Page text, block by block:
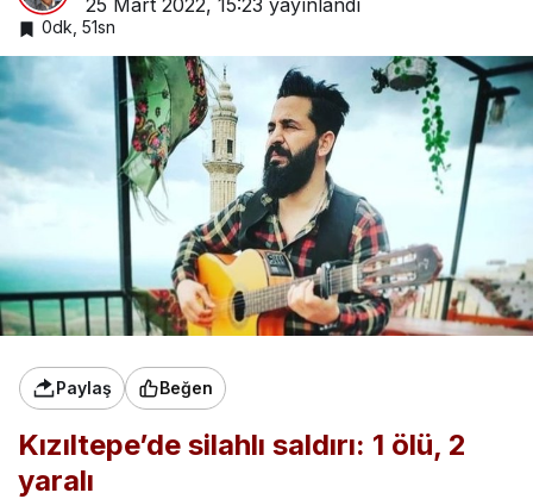
25 Mart 2022, 15:23 yayınlandı
0dk, 51sn
Paylaş Beğen
Kızıltepe’de silahlı saldırı: 1 ölü, 2
yaralı